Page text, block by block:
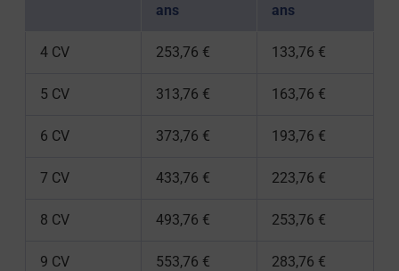
ans
ans
4 CV 253,76 € 133,76 €
5 CV 313,76 € 163,76 €
6 CV 373,76 € 193,76 €
7 CV 433,76 € 223,76 €
8 CV 493,76 € 253,76 €
9 CV 553,76 € 283,76 €